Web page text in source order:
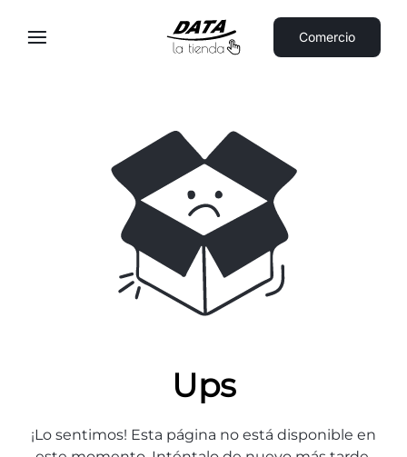
Comercio
Ups
¡Lo sentimos! Esta página no está disponible en